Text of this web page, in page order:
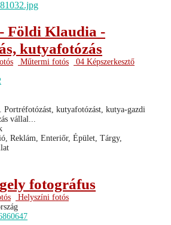
Földi Klaudia -
kutyafotózás
Műtermi fotós
04 Képszerkesztő
kutyafotózást, kutya-gazdi
vállal...
Reklám, Enteriőr, Épület, Tárgy,
fotográfus
Helyszíni fotós